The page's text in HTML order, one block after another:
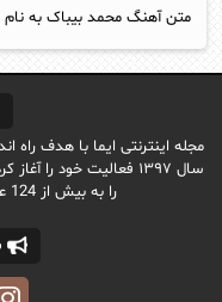
متن آهنگ محمد بیباک به نام
مجله اینترنتی ایما با هدف راه
سال ۱۳۹۷ فعالیت خود
را به بیش از 124 عنوان مجموعه گسترش داده است.